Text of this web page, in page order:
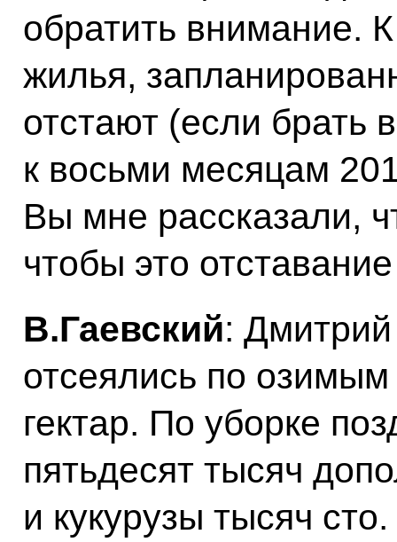
обратить внимание.
жилья,
отстают (если брать
к восьми месяцам
Вы мне рассказали,
чтобы это
В.Гаевский:
отсеялись по
гектар. По уборке
пятьдесят тысяч
и кукурузы тысяч сто.